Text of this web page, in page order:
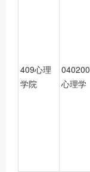
409心理
学院
040200
心理学